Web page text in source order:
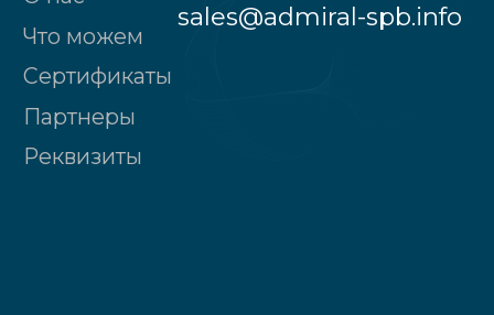
Политика конфиденциальности
Общество с ограниченной
Пряжки, д.№32, лит.А, 2-ой этаж, пом. № 2